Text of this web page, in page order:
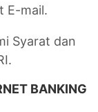
E-mail.
Syarat dan
BANKING